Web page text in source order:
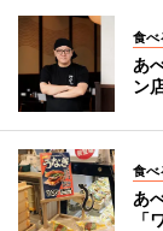
食べ
あ
ン
食べ
あ
「